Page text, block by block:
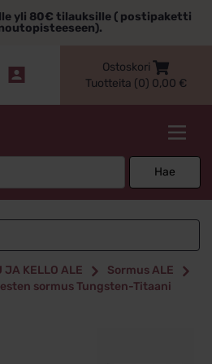
yli 80€ tilauksille ( postipaketti
Ostoskori
Tuotteita (0) 0,00 €
Hae
JA KELLO ALE
Sormus ALE
sormus Tungsten-Titaani